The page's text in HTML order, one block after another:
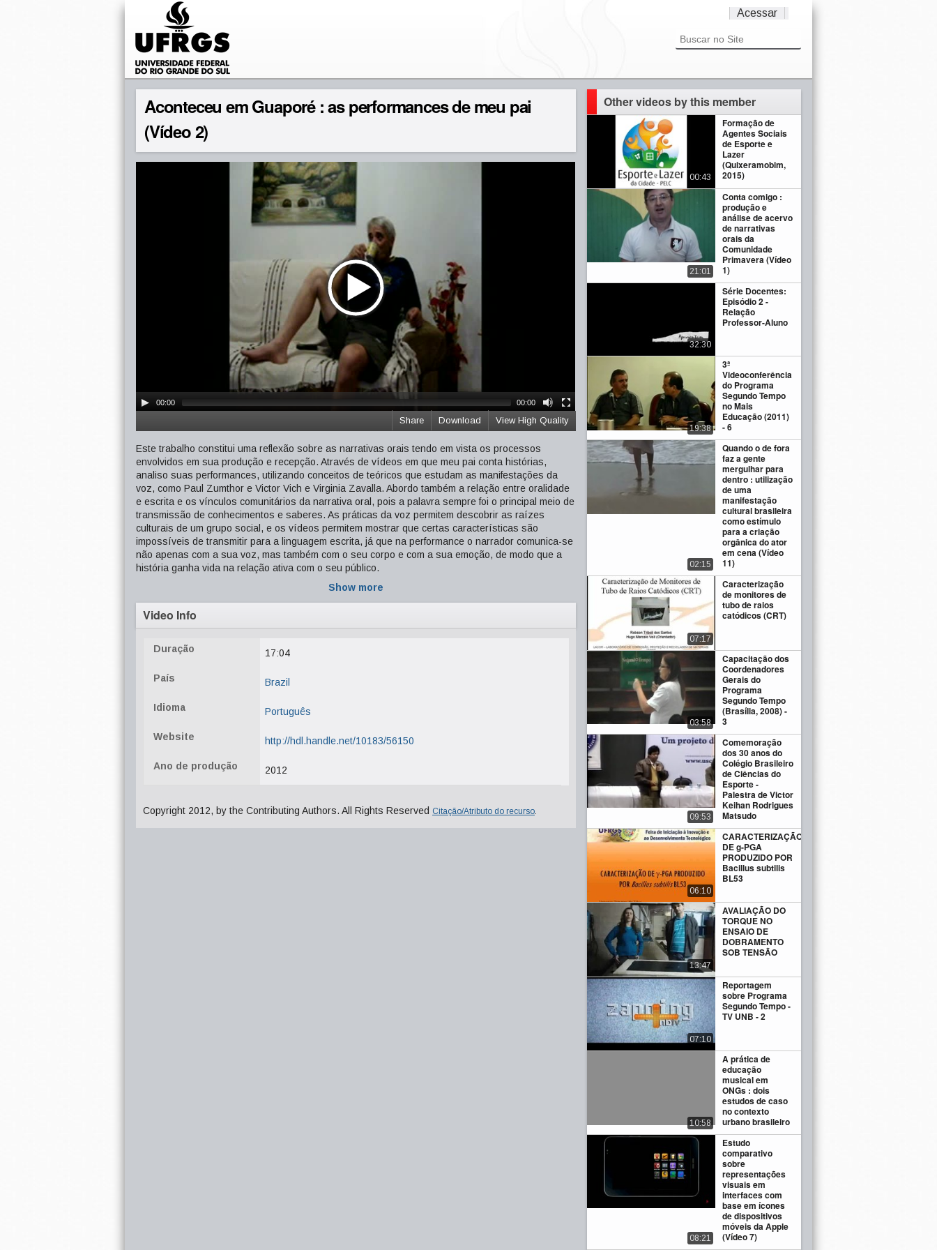
Acessar
Aconteceu em Guaporé : as performances de meu pai
(Vídeo 2)
00:00 00:00
View High Quality
Download
Share
Este trabalho constitui uma reflexão sobre as narrativas orais tendo em vista os processos
envolvidos em sua produção e recepção. Através de vídeos em que meu pai conta histórias,
analiso suas performances, utilizando conceitos de teóricos que estudam as manifestações da
voz, como Paul Zumthor e Victor Vich e Virginia Zavalla. Abordo também a relação entre oralidade
e escrita e os vínculos comunitários da narrativa oral, pois a palavra sempre foi o principal meio de
transmissão de conhecimentos e saberes. As práticas da voz permitem descobrir as raízes
culturais de um grupo social, e os vídeos permitem mostrar que certas características são
impossíveis de transmitir para a linguagem escrita, já que na performance o narrador comunica-se
não apenas com a sua voz, mas também com o seu corpo e com a sua emoção, de modo que a
história ganha vida na relação ativa com o seu público.
Show more
Video Info
Duração 17:04
País Brazil
Idioma Português
Website http://hdl.handle.net/10183/56150
Ano de produção 2012
Copyright 2012, by the Contributing Authors. All Rights Reserved Citação/Atributo do recurso.
Other videos by this member
Formação de
Agentes Sociais
de Esporte e
Lazer
(Quixeramobim,
2015)
00:43
Conta comigo :
produção e
análise de acervo
de narrativas
orais da
Comunidade
Primavera (Vídeo
1)
21:01
Série Docentes:
Episódio 2 -
Relação
Professor-Aluno
32:30
3ª
Videoconferência
do Programa
Segundo Tempo
no Mais
Educação (2011)
- 6
19:38
Quando o de fora
faz a gente
mergulhar para
dentro : utilização
de uma
manifestação
cultural brasileira
como estímulo
para a criação
orgânica do ator
em cena (Vídeo
11)
02:15
Caracterização
de monitores de
tubo de raios
catódicos (CRT)
07:17
Capacitação dos
Coordenadores
Gerais do
Programa
Segundo Tempo
(Brasília, 2008) -
3
03:58
Comemoração
dos 30 anos do
Colégio Brasileiro
de Ciências do
Esporte -
Palestra de Victor
Keihan Rodrigues
Matsudo
09:53
CARACTERIZAÇÃO
DE g-PGA
PRODUZIDO POR
Bacillus subtilis
BL53
06:10
AVALIAÇÃO DO
TORQUE NO
ENSAIO DE
DOBRAMENTO
SOB TENSÃO
13:47
Reportagem
sobre Programa
Segundo Tempo -
TV UNB - 2
07:10
A prática de
educação
musical em
ONGs : dois
estudos de caso
no contexto
urbano brasileiro
10:58
Estudo
comparativo
sobre
representações
visuais em
interfaces com
base em ícones
de dispositivos
móveis da Apple
(Vídeo 7)
08:21